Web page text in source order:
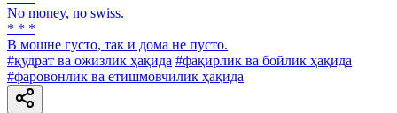
No money, no swiss.
* * *
В мошне густо, так и дома не пусто.
#қудрат ва ожизлик ҳақида #фақирлик ва бойлик ҳақида
#фаровонлик ва етишмовчилик ҳақида